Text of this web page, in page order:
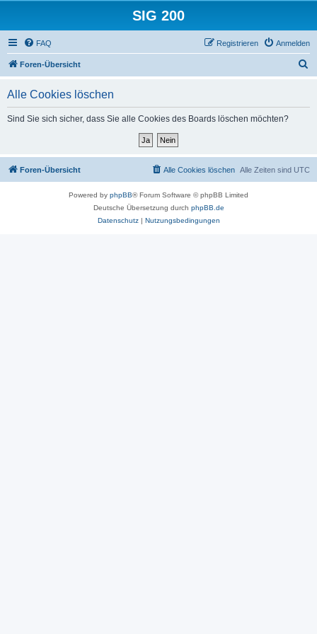
SIG 200
FAQ Anmelden
Registrieren
Foren-Übersicht
Alle Cookies löschen
Sind Sie sich sicher, dass Sie alle Cookies des Boards löschen möchten?
Foren-Übersicht Alle Zeiten sind UTC
Alle Cookies löschen
Powered by phpBB® Forum Software © phpBB Limited
Deutsche Übersetzung durch phpBB.de
Datenschutz| Nutzungsbedingungen